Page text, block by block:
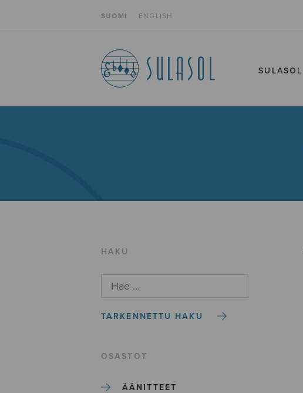
SUOMI ENGLISH
SULASOL
HAKU
TARKENNETTU HAKU
OSASTOT
ÄÄNITTEET